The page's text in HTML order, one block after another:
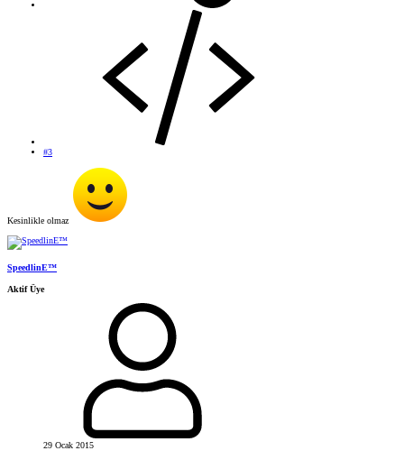
#3
Kesinlikle olmaz
SpeedlinE™
Aktif Üye
29 Ocak 2015